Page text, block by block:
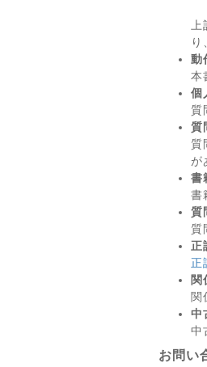
動
本
個
質
質
質
が
書
書
質
質
正
正
関
関
中
中
お問い